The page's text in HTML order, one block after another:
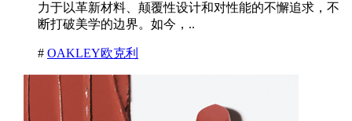
力于以革新材料、颠覆性设计和对性能的不懈追求，不
断打破美学的边界。如今，..
# OAKLEY欧克利